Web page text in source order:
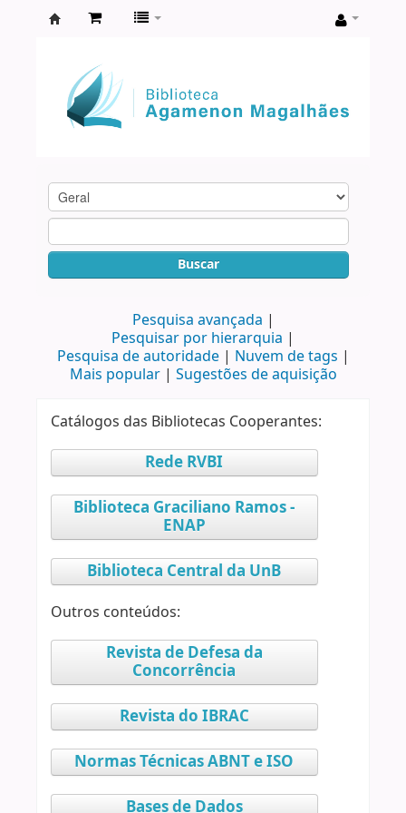
Agamenon
Magalhães
Buscar
Pesquisa avançada
Pesquisar por hierarquia
Pesquisa de autoridade
Nuvem de tags
Mais popular
Sugestões de aquisição
Catálogos das Bibliotecas Cooperantes:
Rede RVBI
Biblioteca Graciliano Ramos -
ENAP
Biblioteca Central da UnB
Outros conteúdos:
Revista de Defesa da
Concorrência
Revista do IBRAC
Normas Técnicas ABNT e ISO
Bases de Dados